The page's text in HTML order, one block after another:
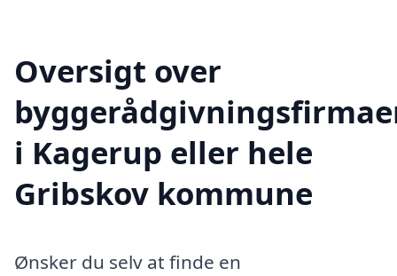
Oversigt over
i Kagerup eller hele
Gribskov kommune
Ønsker du selv at finde en